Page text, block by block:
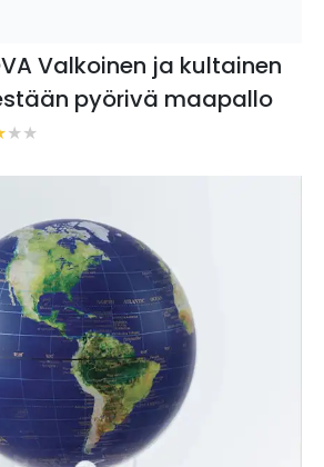
Valkoinen ja kultainen
pyörivä maapallo